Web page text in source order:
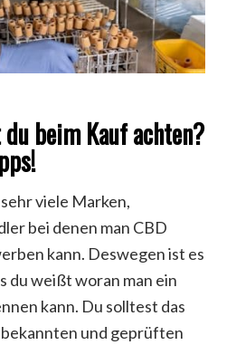
beim Kauf achten?
viele Marken,
bei denen man CBD
kann. Deswegen ist es
du weißt woran man ein
kann. Du solltest das
und geprüften